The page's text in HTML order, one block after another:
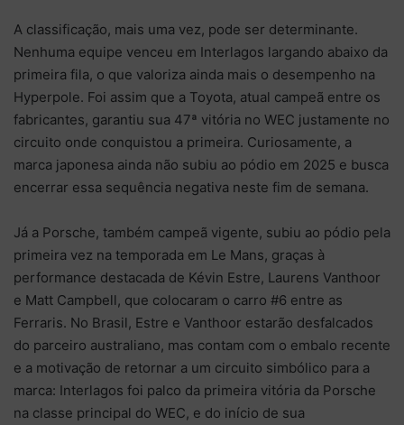
A classificação, mais uma vez, pode ser determinante.
Nenhuma equipe venceu em Interlagos largando abaixo da
primeira fila, o que valoriza ainda mais o desempenho na
Hyperpole. Foi assim que a Toyota, atual campeã entre os
fabricantes, garantiu sua 47ª vitória no WEC justamente no
circuito onde conquistou a primeira. Curiosamente, a
marca japonesa ainda não subiu ao pódio em 2025 e busca
encerrar essa sequência negativa neste fim de semana.
Já a Porsche, também campeã vigente, subiu ao pódio pela
primeira vez na temporada em Le Mans, graças à
performance destacada de Kévin Estre, Laurens Vanthoor
e Matt Campbell, que colocaram o carro #6 entre as
Ferraris. No Brasil, Estre e Vanthoor estarão desfalcados
do parceiro australiano, mas contam com o embalo recente
e a motivação de retornar a um circuito simbólico para a
marca: Interlagos foi palco da primeira vitória da Porsche
na classe principal do WEC, e do início de sua